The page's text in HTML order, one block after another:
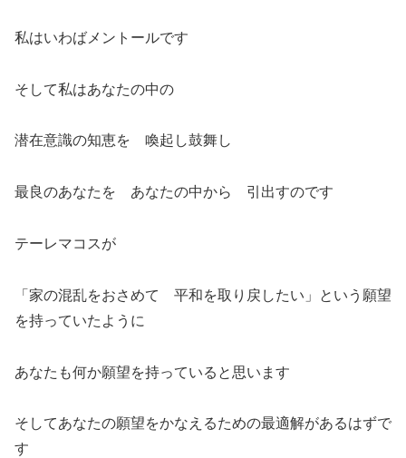
私はいわばメントールです
そして私はあなたの中の
潜在意識の知恵を 喚起し鼓舞し
最良のあなたを あなたの中から 引出すのです
テーレマコスが
「家の混乱をおさめて 平和を取り戻したい」という願望
を持っていたように
あなたも何か願望を持っていると思います
そしてあなたの願望をかなえるための最適解があるはずで
す